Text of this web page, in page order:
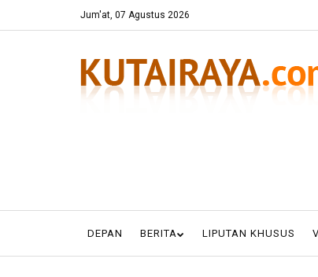
Jum'at, 07 Agustus 2026
DEPAN BERITA LIPUTAN KHUSUS